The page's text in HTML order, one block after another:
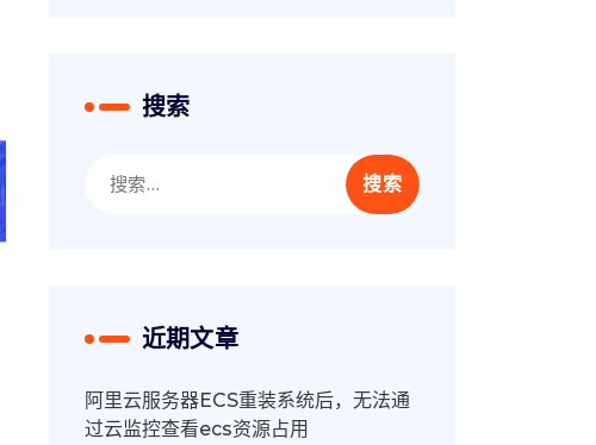
搜索
索：
近期文章
阿里云服务器ECS重装系统后，无法通
过云监控查看ecs资源占用